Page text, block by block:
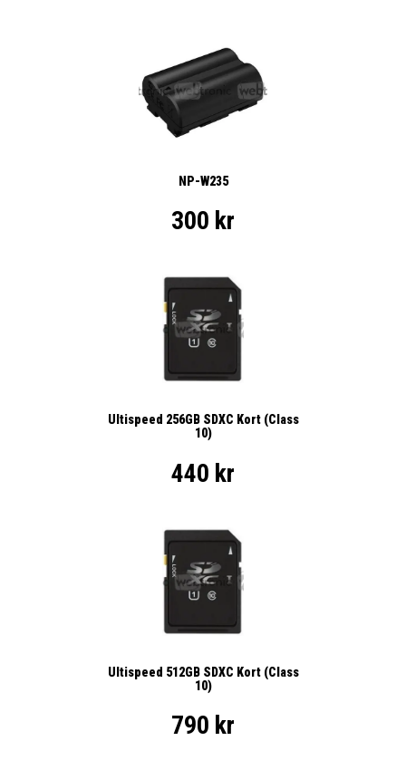
NP-W235
300 kr
Ultispeed 256GB SDXC Kort (Class
10)
440 kr
Ultispeed 512GB SDXC Kort (Class
10)
790 kr